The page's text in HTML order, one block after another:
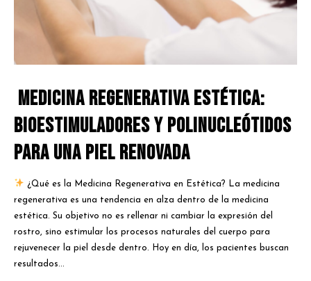
Medicina Regenerativa Estética:
Bioestimuladores y Polinucleótidos
para una Piel Renovada
¿Qué es la Medicina Regenerativa en Estética? La medicina
regenerativa es una tendencia en alza dentro de la medicina
estética. Su objetivo no es rellenar ni cambiar la expresión del
rostro, sino estimular los procesos naturales del cuerpo para
rejuvenecer la piel desde dentro. Hoy en día, los pacientes buscan
resultados...